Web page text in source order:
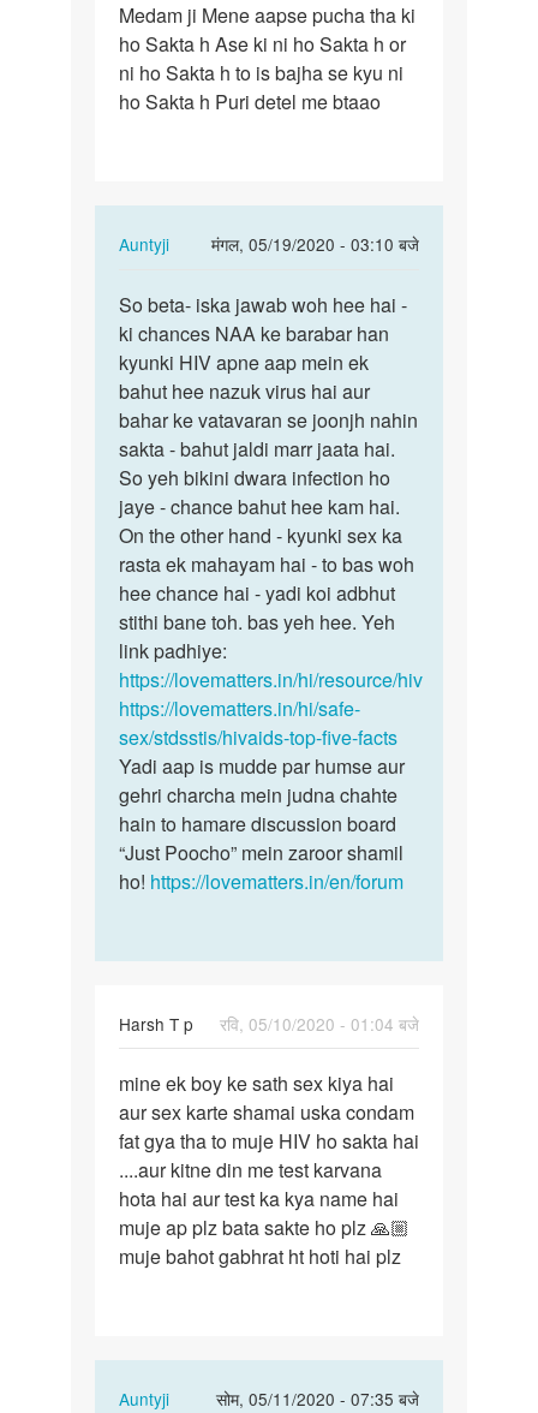
Medam
ji
Mene
aapse
Medam ji Mene aapse pucha tha ki
ho Sakta h Ase ki ni ho Sakta h or
ni ho Sakta h to is bajha se kyu ni
ho Sakta h Puri detel me btaao
Auntyji
मंगल, 05/19/2020 - 03:10 बजे
In
to
Medam
ji
Mene
aapse
pucha…
by
Rakesh
So
beta-
iska
jawab
woh
hee…
So beta- iska jawab woh hee hai -
ki chances NAA ke barabar han
kyunki HIV apne aap mein ek
bahut hee nazuk virus hai aur
bahar ke vatavaran se joonjh nahin
sakta - bahut jaldi marr jaata hai.
So yeh bikini dwara infection ho
jaye - chance bahut hee kam hai.
On the other hand - kyunki sex ka
rasta ek mahayam hai - to bas woh
hee chance hai - yadi koi adbhut
stithi bane toh. bas yeh hee. Yeh
link padhiye:
https://lovematters.in/hi/resource/hiv
https://lovematters.in/hi/safe-
sex/stdsstis/hivaids-top-five-facts
Yadi aap is mudde par humse aur
gehri charcha mein judna chahte
hain to hamare discussion board
“Just Poocho” mein zaroor shamil
ho! https://lovematters.in/en/forum
Harsh T p
रवि, 05/10/2020 - 01:04 बजे
mine
ek
boy
sath
sex
kiya…
mine ek boy ke sath sex kiya hai
aur sex karte shamai uska condam
fat gya tha to muje HIV ho sakta hai
....aur kitne din me test karvana
hota hai aur test ka kya name hai
muje ap plz bata sakte ho plz 🙏🏼
muje bahot gabhrat ht hoti hai plz
Auntyji सोम, 05/11/2020 - 07:35 बजे
In